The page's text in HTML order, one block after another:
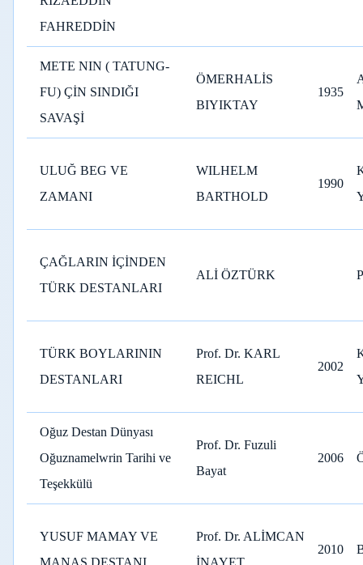
FAHREDDİN
METE NIN ( TATUNG-
FU) ÇİN SINDIĞI
SAVAŞİ
ÖMERHALİS
BIYIKTAY
1935
ULUĞ BEG VE
ZAMANI
WILHELM
BARTHOLD
1990
ÇAĞLARIN İÇİNDEN
TÜRK DESTANLARI
ALİ ÖZTÜRK
TÜRK BOYLARININ
DESTANLARI
Prof. Dr. KARL
REICHL
2002
Oğuz Destan Dünyası
Oğuznamelwrin Tarihi ve
Teşekkülü
Prof. Dr. Fuzuli
Bayat
2006
YUSUF MAMAY VE
MANAS DESTANI
Prof. Dr. ALİMCAN
İNAYET
2010